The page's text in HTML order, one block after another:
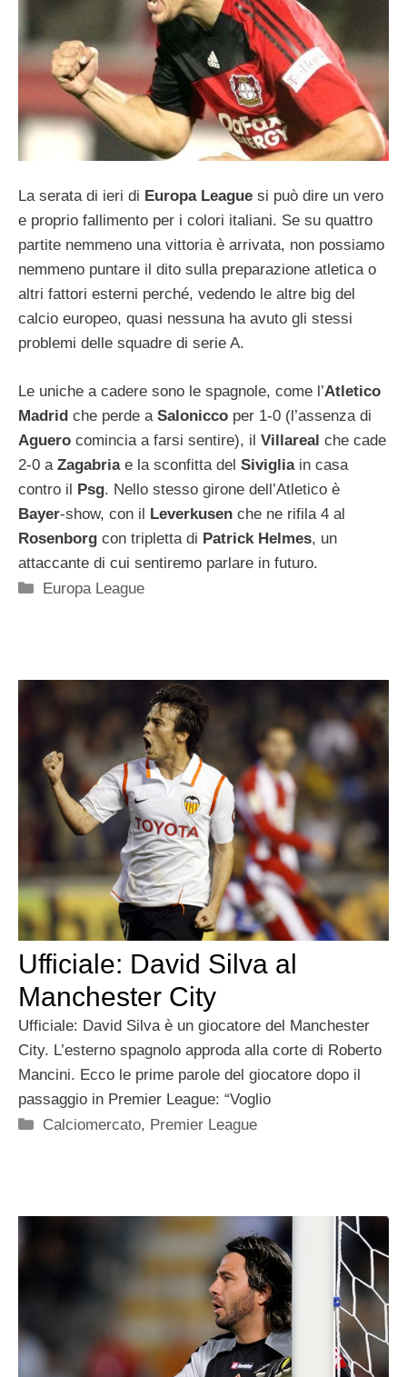
La serata di ieri di Europa League si può dire un vero
e proprio fallimento per i colori italiani. Se su quattro
partite nemmeno una vittoria è arrivata, non possiamo
nemmeno puntare il dito sulla preparazione atletica o
altri fattori esterni perché, vedendo le altre big del
calcio europeo, quasi nessuna ha avuto gli stessi
problemi delle squadre di serie A.
Le uniche a cadere sono le spagnole, come l’Atletico
Madrid che perde a Salonicco per 1-0 (l’assenza di
Aguero comincia a farsi sentire), il Villareal che cade
2-0 a Zagabriae la sconfitta del Siviglia in casa
contro il Psg. Nello stesso girone dell’Atletico è
Bayer-show, con il Leverkusen che ne rifila 4 al
Rosenborg con tripletta di Patrick Helmes, un
attaccante di cui sentiremo parlare in futuro.
Categorie
Europa League
Ufficiale: David Silva al
Manchester City
Ufficiale: David Silva è un giocatore del Manchester
City. L’esterno spagnolo approda alla corte di Roberto
Mancini. Ecco le prime parole del giocatore dopo il
passaggio in Premier League: “Voglio
Categorie
Calciomercato, Premier League